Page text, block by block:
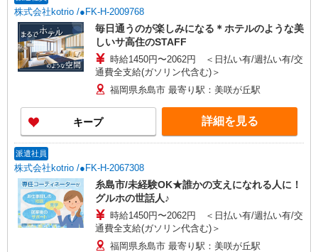
株式会社kotrio /●FK-H-2009768
毎日通うのが楽しみになる＊ホテルのような美
しいサ高住のSTAFF
時給1450円〜2062円 ＜日払い有/週払い有/交
通費全支給(ガソリン代含む)＞
福岡県糸島市 最寄り駅：美咲が丘駅
キープ 詳細を見る
派遣社員
株式会社kotrio /●FK-H-2067308
糸島市/未経験OK★誰かの支えになれる人に！
グルホの世話人♪
時給1450円〜2062円 ＜日払い有/週払い有/交
通費全支給(ガソリン代含む)＞
福岡県糸島市 最寄り駅：美咲が丘駅